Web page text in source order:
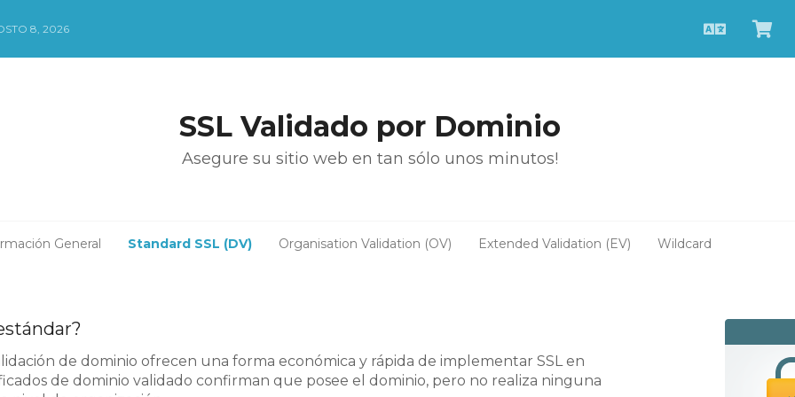
8, 2026
Español
Ver
SSL Validado por Dominio
Asegure su sitio web en tan sólo unos minutos!
General Standard SSL (DV) Organisation Validation (OV) Extended Validation (EV) Wildcard
de dominio ofrecen una forma económica y rápida de implementar SSL en
de dominio validado confirman que posee el dominio, pero no realiza ninguna